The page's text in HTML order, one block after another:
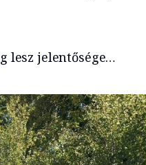
lesz jelentősége…